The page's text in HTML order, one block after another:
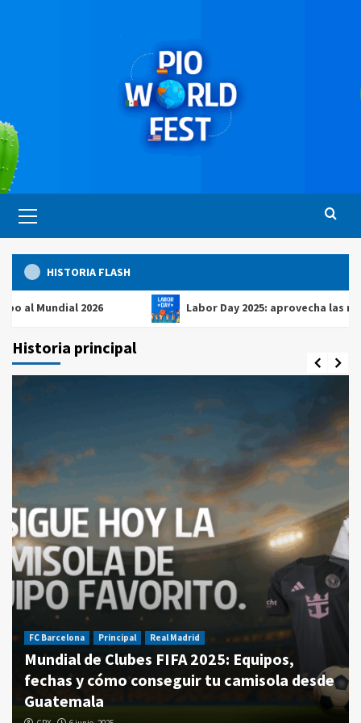
principal
HISTORIA FLASH
2026 Labor Day 2025: aprovecha las mejores
Historia principal
FC Barcelona Principal Real Madrid
Mundial de Clubes FIFA 2025: Equipos,
fechas y cómo conseguir tu camisola desde
Guatemala